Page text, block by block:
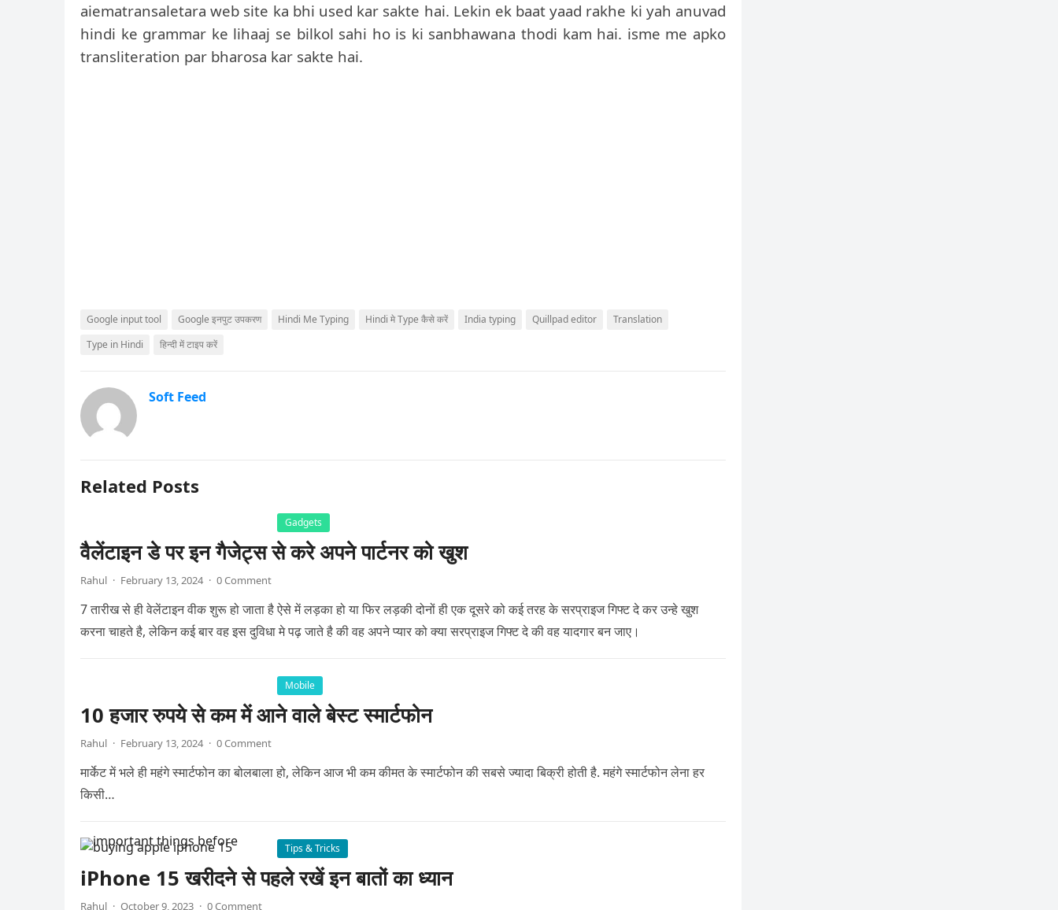
aiematransaletara web site ka bhi used kar sakte hai. Lekin ek baat yaad rakhe ki yah anuvad
hindi ke grammar ke lihaaj se bilkol sahi ho is ki sanbhawana thodi kam hai. isme me apko
transliteration par bharosa kar sakte hai.
Google input tool Google इनपुट उपकरण Hindi Me Typing Hindi मे Type कैसे करें India typing Quillpad editor
Translation
Type in Hindi
हिन्दी में टाइप करें
Soft Feed
Related Posts
Gadgets
वैलेंटाइन डे पर इन गैजेट्स से करे अपने पार्टनर को खुश
Rahul · February 13, 2024 · 0 Comment
7 तारीख से ही वेलेंटाइन वीक शुरू हो जाता है ऐसे में लड़का हो या फिर लड़की दोनों ही एक दूसरे को कई तरह के सरप्राइज गिफ्ट दे कर उन्हे खुश
करना चाहते है, लेकिन कई बार वह इस दुविधा मे पढ़ जाते है की वह अपने प्यार को क्या सरप्राइज गिफ्ट दे की वह यादगार बन जाए।
Mobile
10 हजार रुपये से कम में आने वाले बेस्ट स्मार्टफोन
Rahul · February 13, 2024 · 0 Comment
मार्केट में भले ही महंगे स्मार्टफोन का बोलबाला हो, लेकिन आज भी कम कीमत के स्मार्टफोन की सबसे ज्यादा बिक्री होती है. महंगे स्मार्टफोन लेना हर
किसी…
Tips & Tricks
iPhone 15 खरीदने से पहले रखें इन बातों का ध्यान
Rahul · October 9, 2023 · 0 Comment